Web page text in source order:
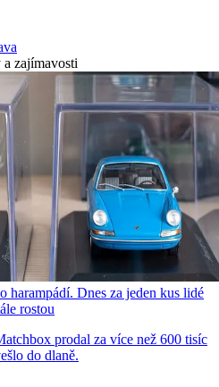
zajímavosti
harampádí. Dnes za jeden kus lidé
rostou
prodal za více než 600 tisíc
do dlaně.